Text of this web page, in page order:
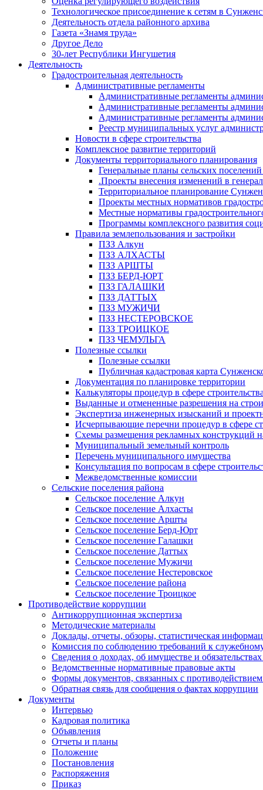
Технологическое присоединение к сетям в
Деятельность отдела районного архива
Газета «Знамя труда»
Другое Дело
30-лет Республики Ингушетия
Деятельность
Градостроительная деятельность
Административные регламенты
Административные регламенты
Административные регламенты
Административные регламенты
Реестр муниципальных услуг
Новости в сфере строительства
Комплексное развитие территорий
Документы территориального планирования
Генеральные планы сельских
.Проекты внесения изменений в
Территориальное планирование
Проекты местных нормативов
Местные нормативы
Программы комплексного развития
Правила землепользования и застройки
ПЗЗ Алкун
ПЗЗ АЛХАСТЫ
ПЗЗ АРШТЫ
ПЗЗ БЕРД-ЮРТ
ПЗЗ ГАЛАШКИ
ПЗЗ ДАТТЫХ
ПЗЗ МУЖИЧИ
ПЗЗ НЕСТЕРОВСКОЕ
ПЗЗ ТРОИЦКОЕ
ПЗЗ ЧЕМУЛЬГА
Полезные ссылки
Полезные ссылки
Публичная кадастровая карта
Документация по планировке территории
Калькуляторы процедур в сфере
Выданные и отмененные разрешения на
Экспертиза инженерных изысканий и
Исчерпывающие перечни процедур в сфере
Схемы размещения рекламных конструкций
Муниципальный земельный контроль
Перечень муниципального имущества
Консультация по вопросам в сфере
Межведомственные комиссии
Сельские поселения района
Сельское поселение Алкун
Сельское поселение Алхасты
Сельское поселение Аршты
Сельское поселение Берд-Юрт
Сельское поселение Галашки
Сельское поселение Даттых
Сельское поселение Мужичи
Сельское поселение Нестеровское
Сельское поселение района
Сельское поселение Троицкое
Противодействие коррупции
Антикоррупционная экспертиза
Методические материалы
Доклады, отчеты, обзоры, статистическая
Комиссия по соблюдению требований к
Сведения о доходах, об имуществе и
Ведомственные нормативные правовые акты
Формы документов, связанных с
Обратная связь для сообщения о фактах коррупции
Документы
Интервью
Кадровая политика
Объявления
Отчеты и планы
Положение
Постановления
Распоряжения
Приказ